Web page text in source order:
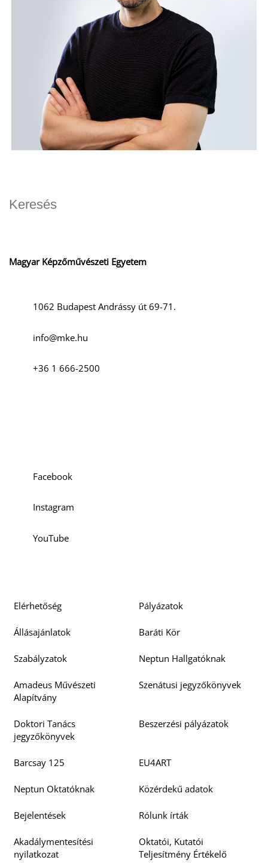
Magyar Képzőművészeti Egyetem
1062 Budapest Andrássy út 69-71.
info@mke.hu
+36 1 666-2500
Facebook
Instagram
YouTube
Elérhetőség Pályázatok
Állásajánlatok Baráti Kör
Szabályzatok Neptun Hallgatóknak
Amadeus Művészeti
Alapítvány
Szenátusi jegyzőkönyvek
Doktori Tanács
jegyzőkönyvek
Beszerzési pályázatok
Barcsay 125 EU4ART
Neptun Oktatóknak Közérdekű adatok
Bejelentések Rólunk írták
Akadálymentesítési
nyilatkozat
Oktatói, Kutatói
Teljesítmény Értékelő